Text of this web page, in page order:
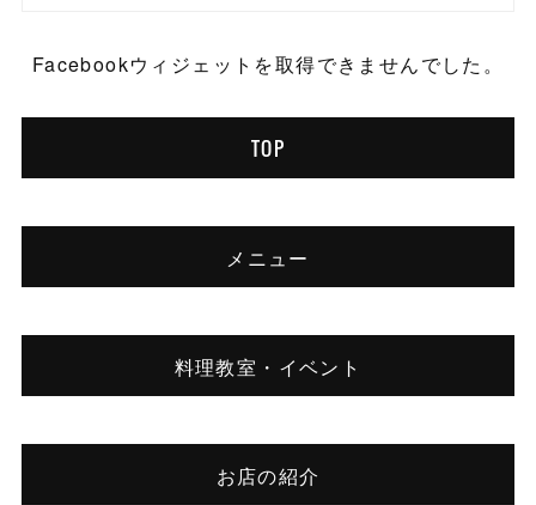
Facebookウィジェットを取得できませんでした。
TOP
メニュー
料理教室・イベント
お店の紹介